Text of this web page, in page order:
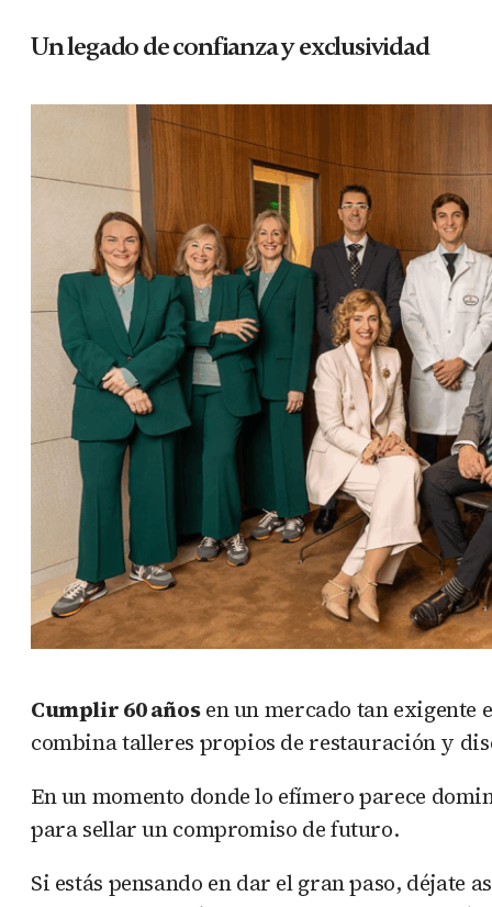
Un legado de confianza y exclusividad
Cumplir 60 añosen un mercado tan exigente
combina talleres propios de restauración y
En un momento donde lo efímero parece
para sellar un compromiso de futuro.
Si estás pensando en dar el gran paso, déjate